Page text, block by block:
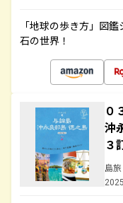
「地球の歩き方」図
石の世界！
０
沖
３
島旅